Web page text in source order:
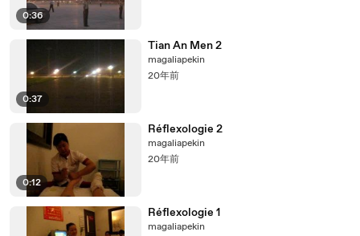
0:36
0:37
Tian An Men 2
magaliapekin
20年前
0:12
Réflexologie 2
magaliapekin
20年前
Réflexologie 1
magaliapekin